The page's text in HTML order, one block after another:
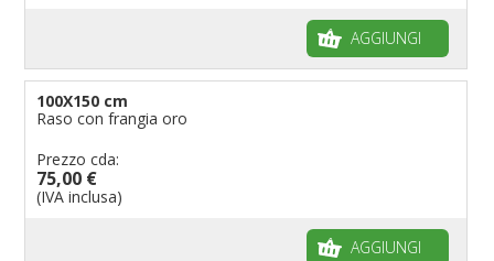
AGGIUNGI
100X150 cm
Raso con frangia oro
Prezzo cda:
75,00 €
(IVA inclusa)
AGGIUNGI